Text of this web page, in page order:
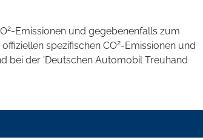
2-Emissionen und gegebenenfalls zum
spezifischen CO2-Emissionen und
bei der 'Deutschen Automobil Treuhand